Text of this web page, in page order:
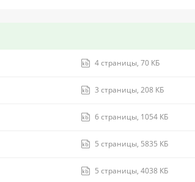
4 страницы, 70 КБ
3 страницы, 208 КБ
6 страницы, 1054 КБ
5 страницы, 5835 КБ
5 страницы, 4038 КБ